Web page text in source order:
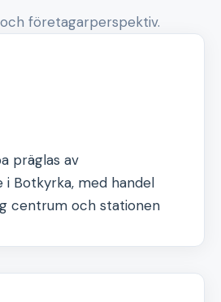
företagarperspektiv.
präglas av
i Botkyrka, med handel
centrum och stationen